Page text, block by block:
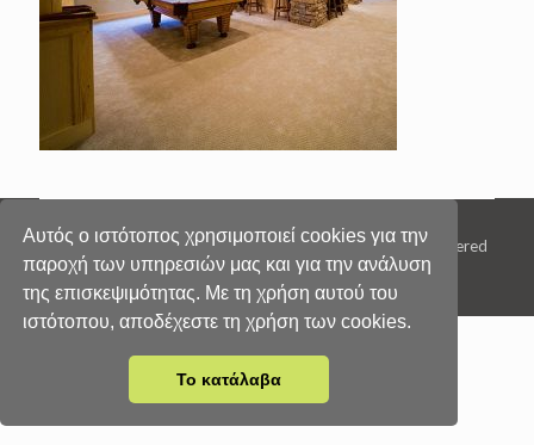
Αυτός ο ιστότοπος χρησιμοποιεί cookies για την
παροχή των υπηρεσιών μας και για την ανάλυση
της επισκεψιμότητας. Με τη χρήση αυτού του
ιστότοπου, αποδέχεστε τη χρήση των cookies.
Το κατάλαβα
© 2017 Κάπτσης Κωνσταντίνος, All Rights Reserved | Powered
by